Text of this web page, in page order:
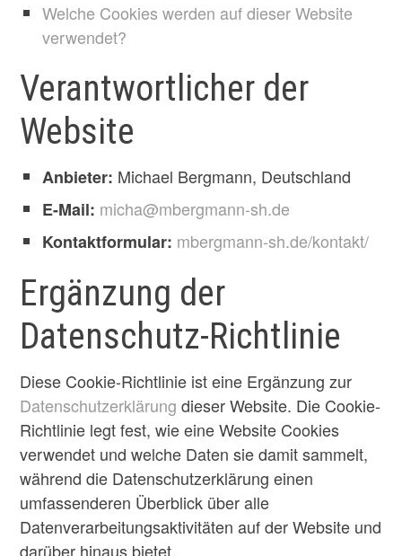
Welche Cookies werden auf dieser Website
verwendet?
Verantwortlicher der
Website
Anbieter: Michael Bergmann, Deutschland
E-Mail: micha@mbergmann-sh.de
Kontaktformular: mbergmann-sh.de/kontakt/
Ergänzung der
Datenschutz-Richtlinie
Diese Cookie-Richtlinie ist eine Ergänzung zur
Datenschutzerklärung dieser Website. Die Cookie-
Richtlinie legt fest, wie eine Website Cookies
verwendet und welche Daten sie damit sammelt,
während die Datenschutzerklärung einen
umfassenderen Überblick über alle
Datenverarbeitungsaktivitäten auf der Website und
darüber hinaus bietet.